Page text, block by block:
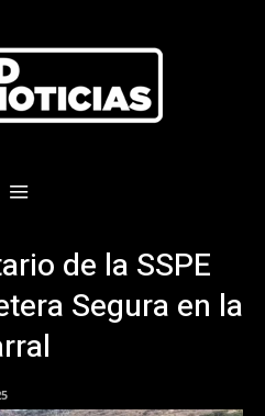
de la SSPE
Segura en la